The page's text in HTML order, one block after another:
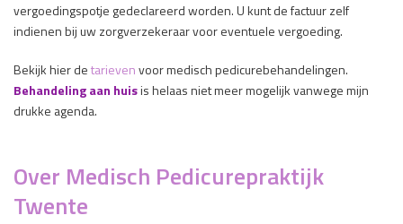
vergoedingspotje gedeclareerd worden. U kunt de factuur zelf
indienen bij uw zorgverzekeraar voor eventuele vergoeding.
Bekijk hier detarievenvoor medisch pedicurebehandelingen.
Behandeling aan huisis helaas niet meer mogelijk vanwege mijn
drukke agenda.
Over Medisch Pedicurepraktijk
Twente